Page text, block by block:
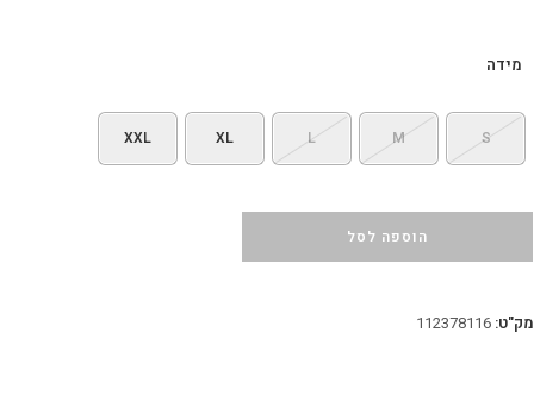
מידה
S
M
L
XL
XXL
הוספה לסל
מק"ט: 112378116